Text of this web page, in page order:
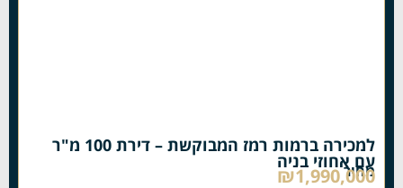
למכירה ברמות רמז המבוקשת – דירת 100 מ"ר
עם אחוזי בניה
מחיר
₪1,990,000